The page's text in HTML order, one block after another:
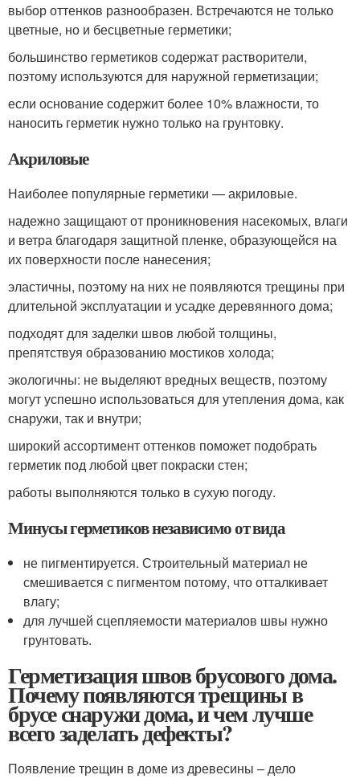
выбор оттенков разнообразен. Встречаются не только
цветные, но и бесцветные герметики;
большинство герметиков содержат растворители,
поэтому используются для наружной герметизации;
если основание содержит более 10% влажности, то
наносить герметик нужно только на грунтовку.
Акриловые
Наиболее популярные герметики — акриловые.
надежно защищают от проникновения насекомых, влаги
и ветра благодаря защитной пленке, образующейся на
их поверхности после нанесения;
эластичны, поэтому на них не появляются трещины при
длительной эксплуатации и усадке деревянного дома;
подходят для заделки швов любой толщины,
препятствуя образованию мостиков холода;
экологичны: не выделяют вредных веществ, поэтому
могут успешно использоваться для утепления дома, как
снаружи, так и внутри;
широкий ассортимент оттенков поможет подобрать
герметик под любой цвет покраски стен;
работы выполняются только в сухую погоду.
Минусы герметиков независимо от вида
не пигментируется. Строительный материал не
смешивается с пигментом потому, что отталкивает
влагу;
для лучшей сцепляемости материалов швы нужно
грунтовать.
Герметизация швов брусового дома.
Почему появляются трещины в
брусе снаружи дома, и чем лучше
всего заделать дефекты?
Появление трещин в доме из древесины – дело